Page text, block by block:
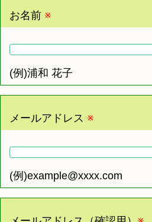
お名前 ※
(例)浦和 花子
メールアドレス ※
(例)example@xxxx.com